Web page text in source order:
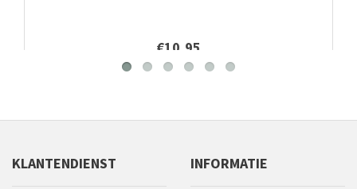
€10,95
KLANTENDIENST INFORMATIE